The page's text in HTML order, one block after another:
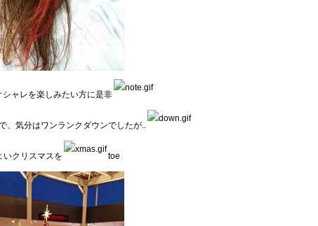
ャレを楽しみたい方に是非
、気分はワンランクダウンでしたが..
いクリスマスを toe